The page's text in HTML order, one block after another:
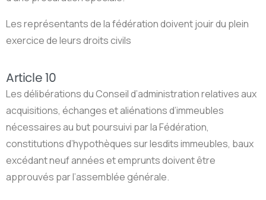
Les représentants de la fédération doivent jouir du plein
exercice de leurs droits civils
Article 10
Les délibérations du Conseil d’administration relatives aux
acquisitions, échanges et aliénations d’immeubles
nécessaires au but poursuivi par la Fédération,
constitutions d’hypothèques sur lesdits immeubles, baux
excédant neuf années et emprunts doivent être
approuvés par l’assemblée générale.